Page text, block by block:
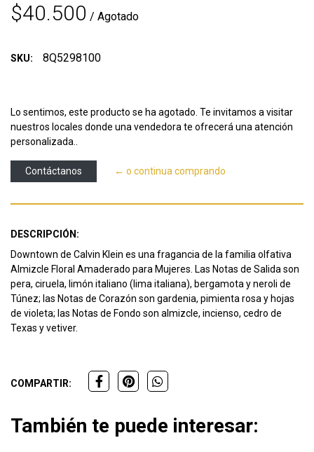
$40.500 / Agotado
SKU: 8Q5298100
Lo sentimos, este producto se ha agotado. Te invitamos a visitar
nuestros locales donde una vendedora te ofrecerá una atención
personalizada..
Contáctanos ← o continua comprando
DESCRIPCIÓN:
Downtown de Calvin Klein es una fragancia de la familia olfativa
Almizcle Floral Amaderado para Mujeres. Las Notas de Salida son
pera, ciruela, limón italiano (lima italiana), bergamota y neroli de
Túnez; las Notas de Corazón son gardenia, pimienta rosa y hojas
de violeta; las Notas de Fondo son almizcle, incienso, cedro de
Texas y vetiver.
COMPARTIR:
También te puede interesar: